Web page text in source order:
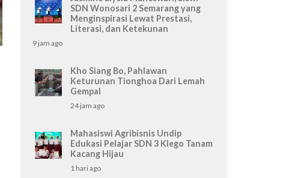
SDN Wonosari 2 Semarang yang
Menginspirasi Lewat Prestasi,
Literasi, dan Ketekunan
9 jam ago
Kho Siang Bo, Pahlawan
Keturunan Tionghoa Dari Lemah
Gempal
24 jam ago
Mahasiswi Agribisnis Undip
Edukasi Pelajar SDN 3 Klego Tanam
Kacang Hijau
1 hari ago